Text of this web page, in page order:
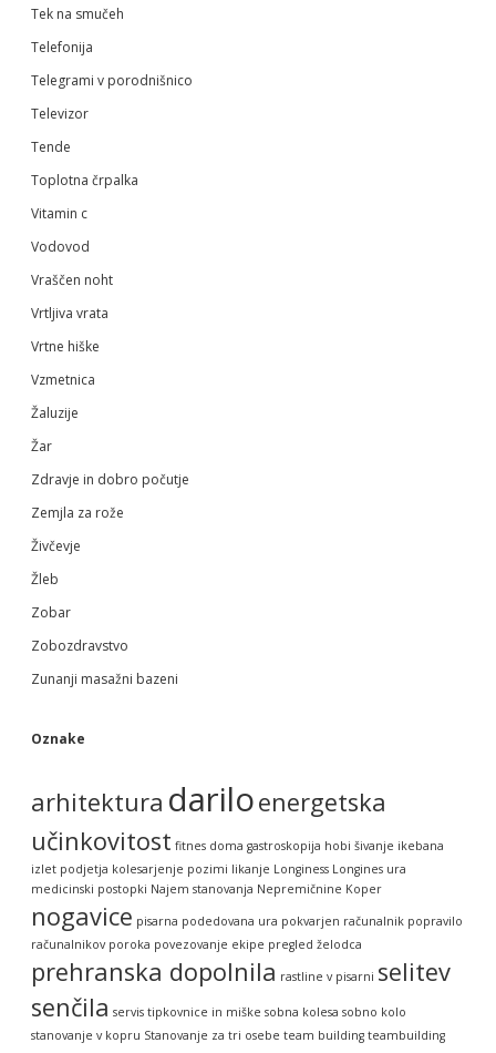
Tek na smučeh
Telefonija
Telegrami v porodnišnico
Televizor
Tende
Toplotna črpalka
Vitamin c
Vodovod
Vraščen noht
Vrtljiva vrata
Vrtne hiške
Vzmetnica
Žaluzije
Žar
Zdravje in dobro počutje
Zemjla za rože
Živčevje
Žleb
Zobar
Zobozdravstvo
Zunanji masažni bazeni
Oznake
arhitektura dariloenergetska
učinkovitost fitnes doma gastroskopija hobi šivanje ikebana
izlet podjetja kolesarjenje pozimi likanje Longiness Longines ura
medicinski postopki Najem stanovanja Nepremičnine Koper
nogavice pisarna podedovana ura pokvarjen računalnik popravilo
računalnikov poroka povezovanje ekipe pregled želodca
prehranska dopolnila rastline v pisarni selitev
senčila servis tipkovnice in miške sobna kolesa sobno kolo
stanovanje v kopru Stanovanje za tri osebe team building teambuilding